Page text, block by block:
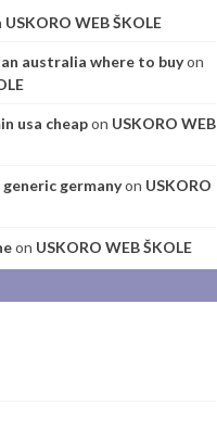
USKORO WEB ŠKOLE
australia where to buyon
usa cheapon USKORO WEB
germanyon USKORO
on USKORO WEB ŠKOLE